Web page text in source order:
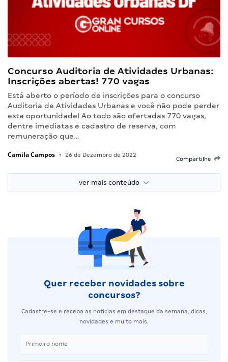
Concurso Auditoria de Atividades Urbanas:
Inscrições abertas! 770 vagas
Está aberto o período de inscrições para o concurso
Auditoria de Atividades Urbanas e você não pode perder
esta oportunidade! Ao todo são ofertadas 770 vagas,
dentre imediatas e cadastro de reserva, com
remuneração que…
Camila Campos • 26 de Dezembro de 2022
Compartilhe
ver mais conteúdo
Quer receber novidades sobre
concursos?
Cadastre-se e receba as notícias em destaque da semana, dicas,
novidades e muito mais.